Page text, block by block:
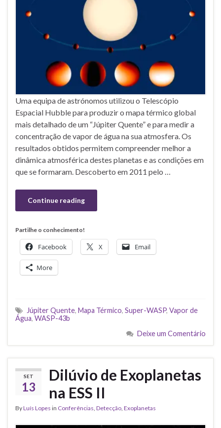
Uma equipa de astrónomos utilizou o Telescópio
Espacial Hubble para produzir o mapa térmico global
mais detalhado de um “Júpiter Quente” e para medir a
concentração de vapor de água na sua atmosfera. Os
resultados obtidos permitem compreender melhor a
dinâmica atmosférica destes planetas e as condições em
que se formaram. Descoberto em 2011 pelo …
Continue reading
Partilhe o conhecimento!
Facebook X Email
More
Júpiter Quente, Mapa Térmico, Super-WASP, Vapor de
Água, WASP-43b
Deixe um Comentário
SET
13
Dilúvio de Exoplanetas
na ESS II
ByLuís Lopes in Conferências, Detecção, Exoplanetas